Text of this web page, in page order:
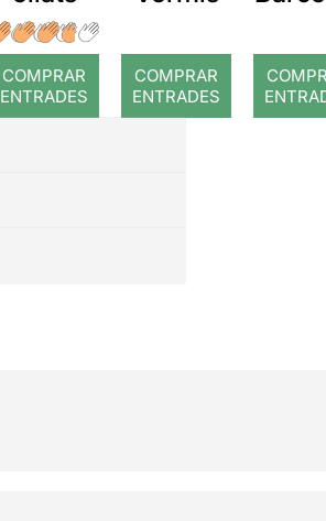
COMPRAR
ENTRADES
COMPRAR
ENTRADES